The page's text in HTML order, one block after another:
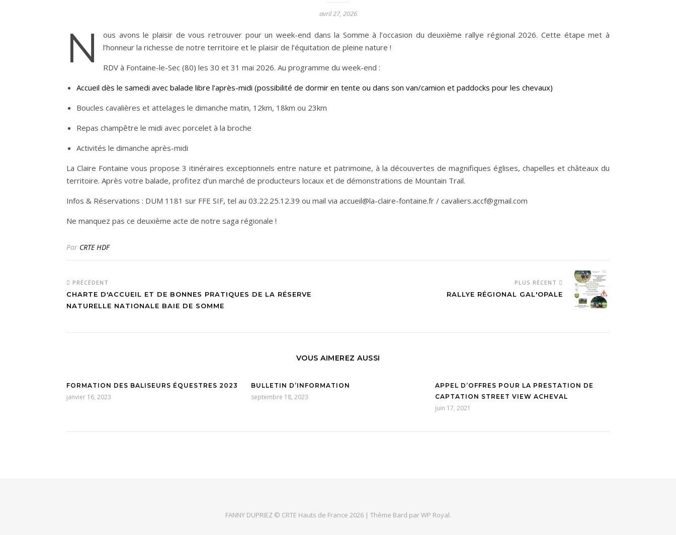
avril 27, 2026
N
ous avons le plaisir de vous retrouver pour un week-end dans la Somme à l’occasion du deuxième rallye régional 2026. Cette étape met à
l’honneur la richesse de notre territoire et le plaisir de l’équitation de pleine nature !
RDV à Fontaine-le-Sec (80) les 30 et 31 mai 2026. Au programme du week-end :
Accueil dès le samedi avec balade libre l’après-midi (possibilité de dormir en tente ou dans son van/camion et paddocks pour les chevaux)
Boucles cavalières et attelages le dimanche matin, 12km, 18km ou 23km
Repas champêtre le midi avec porcelet à la broche
Activités le dimanche après-midi
La Claire Fontaine vous propose 3 itinéraires exceptionnels entre nature et patrimoine, à la découvertes de magnifiques églises, chapelles et châteaux du
territoire. Après votre balade, profitez d’un marché de producteurs locaux et de démonstrations de Mountain Trail.
Infos & Réservations : DUM 1181 sur FFE SIF, tel au 03.22.25.12.39 ou mail via accueil@la-claire-fontaine.fr / cavaliers.accf@gmail.com
Ne manquez pas ce deuxième acte de notre saga régionale !
Par CRTE HDF
PRÉCÉDENT
CHARTE D'ACCUEIL ET DE BONNES PRATIQUES DE LA RÉSERVE
NATURELLE NATIONALE BAIE DE SOMME
PLUS RÉCENT
RALLYE RÉGIONAL GAL'OPALE
VOUS AIMEREZ AUSSI
FORMATION DES BALISEURS ÉQUESTRES 2023
janvier 16, 2023
BULLETIN D’INFORMATION
septembre 18, 2023
APPEL D’OFFRES POUR LA PRESTATION DE
CAPTATION STREET VIEW ACHEVAL
juin 17, 2021
FANNY DUPRIEZ © CRTE Hauts de France 2026 | Thème Bard parWP Royal.